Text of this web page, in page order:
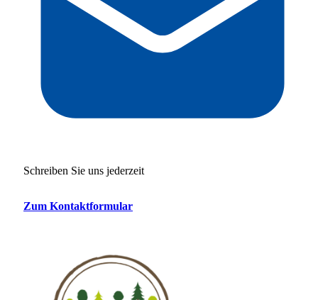
Schreiben Sie uns jederzeit
Zum Kontaktformular